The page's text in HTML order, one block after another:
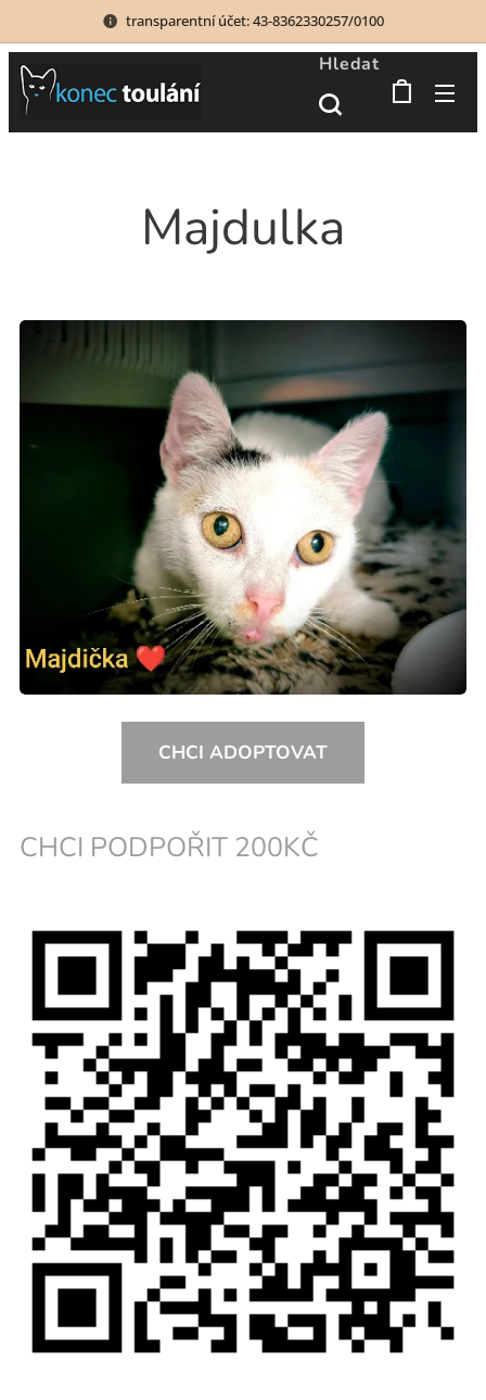
transparentní účet: 43-8362330257/0100
Hledat
Majdulka
CHCI ADOPTOVAT
CHCI PODPOŘIT 200KČ